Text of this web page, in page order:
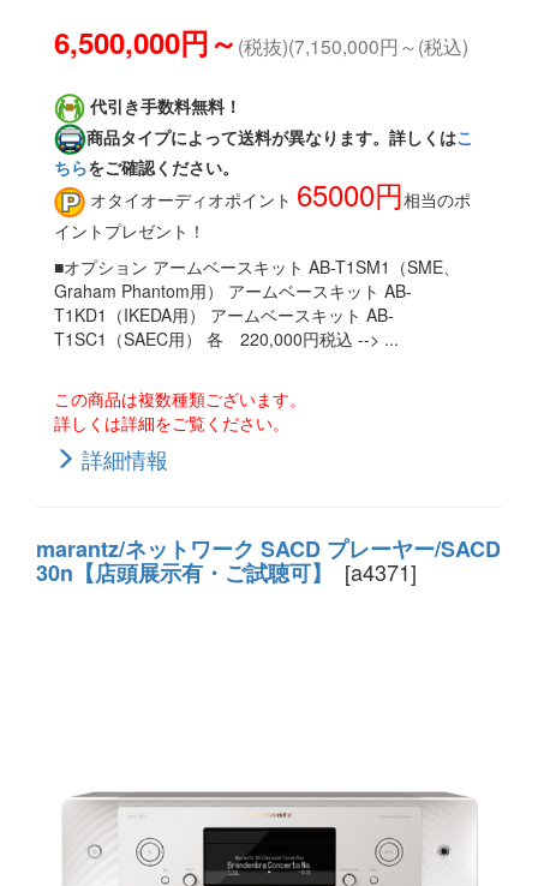
6,500,000円～ (税抜)(7,150,000円～(税込)
代引き手数料無料！
商品タイプによって送料が異なります。詳しくはこ
ちらをご確認ください。
オタイオーディオポイント 65000円相当のポ
イントプレゼント！
■オプション アームベースキット AB-T1SM1（SME、
Graham Phantom用） アームベースキット AB-
T1KD1（IKEDA用） アームベースキット AB-
T1SC1（SAEC用） 各 220,000円税込 --> ...
この商品は複数種類ございます。
詳しくは詳細をご覧ください。
詳細情報
marantz/ネットワーク SACD プレーヤー/SACD
30n【店頭展示有・ご試聴可】 [a4371]